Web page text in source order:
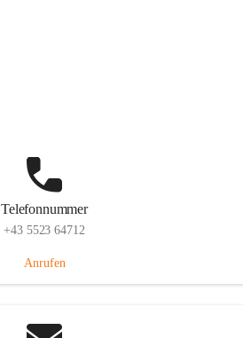
Telefonnummer
+43 5523 64712
Anrufen